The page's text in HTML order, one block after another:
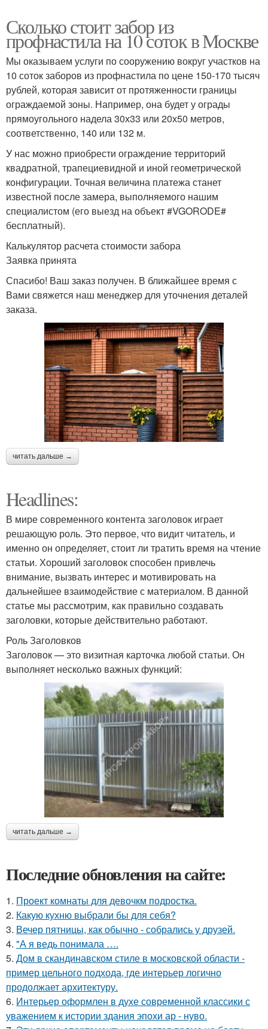
Сколько стоит забор из
профнастила на 10 соток в Москве
Мы оказываем услуги по сооружению вокруг участков на
10 соток заборов из профнастила по цене 150-170 тысяч
рублей, которая зависит от протяженности границы
ограждаемой зоны. Например, она будет у ограды
прямоугольного надела 30х33 или 20х50 метров,
соответственно, 140 или 132 м.
У нас можно приобрести ограждение территорий
квадратной, трапециевидной и иной геометрической
конфигурации. Точная величина платежа станет
известной после замера, выполняемого нашим
специалистом (его выезд на объект #VGORODE#
бесплатный).
Калькулятор расчета стоимости забора
Заявка принята
Спасибо! Ваш заказ получен. В ближайшее время с
Вами свяжется наш менеджер для уточнения деталей
заказа.
читать дальше →
Headlines:
В мире современного контента заголовок играет
решающую роль. Это первое, что видит читатель, и
именно он определяет, стоит ли тратить время на чтение
статьи. Хороший заголовок способен привлечь
внимание, вызвать интерес и мотивировать на
дальнейшее взаимодействие с материалом. В данной
статье мы рассмотрим, как правильно создавать
заголовки, которые действительно работают.
Роль Заголовков
Заголовок — это визитная карточка любой статьи. Он
выполняет несколько важных функций:
читать дальше →
Последние обновления на сайте:
1. Проект комнаты для девочкм подростка.
2. Какую кухню выбрали бы для себя?
3. Вечер пятницы, как обычно - собрались у друзей.
4. "А я ведь понимала ….
5. Дом в скандинавском стиле в московской области -
пример цельного подхода, где интерьер логично
продолжает архитектуру.
6. Интерьер оформлен в духе современной классики с
уважением к истории здания эпохи ар - нуво.